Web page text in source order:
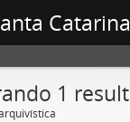
Catarina
1